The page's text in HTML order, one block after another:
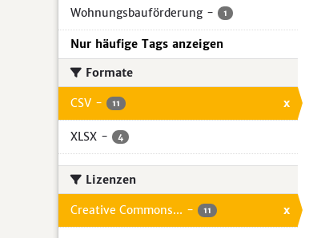
Wohnungsbauförderung - 1
Nur häufige Tags anzeigen
Formate
CSV - 11 x
XLSX - 4
Lizenzen
Creative Commons... - 11 x